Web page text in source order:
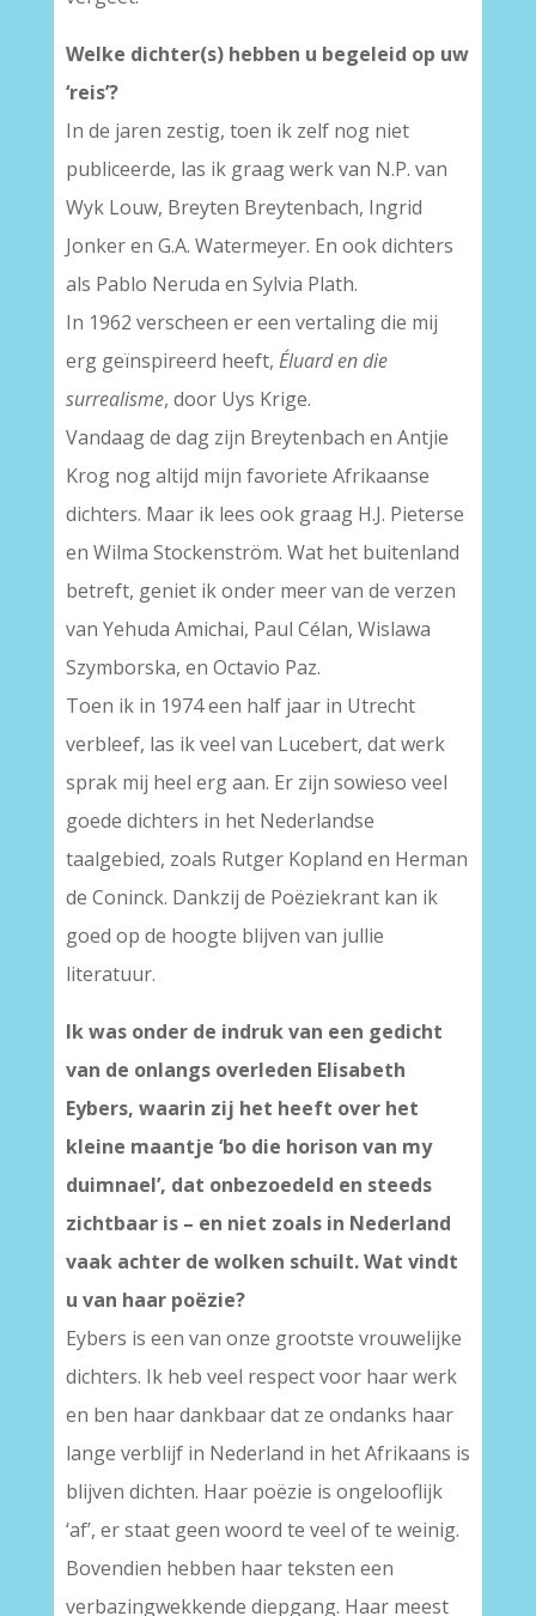
Welke dichter(s) hebben u begeleid op uw
‘reis’?
In de jaren zestig, toen ik zelf nog niet
publiceerde, las ik graag werk van N.P. van
Wyk Louw, Breyten Breytenbach, Ingrid
Jonker en G.A. Watermeyer. En ook dichters
als Pablo Neruda en Sylvia Plath.
In 1962 verscheen er een vertaling die mij
erg geïnspireerd heeft, Éluard en die
surrealisme, door Uys Krige.
Vandaag de dag zijn Breytenbach en Antjie
Krog nog altijd mijn favoriete Afrikaanse
dichters. Maar ik lees ook graag H.J. Pieterse
en Wilma Stockenström. Wat het buitenland
betreft, geniet ik onder meer van de verzen
van Yehuda Amichai, Paul Célan, Wislawa
Szymborska, en Octavio Paz.
Toen ik in 1974 een half jaar in Utrecht
verbleef, las ik veel van Lucebert, dat werk
sprak mij heel erg aan. Er zijn sowieso veel
goede dichters in het Nederlandse
taalgebied, zoals Rutger Kopland en Herman
de Coninck. Dankzij de Poëziekrant kan ik
goed op de hoogte blijven van jullie
literatuur.
Ik was onder de indruk van een gedicht
van de onlangs overleden Elisabeth
Eybers, waarin zij het heeft over het
kleine maantje ‘bo die horison van my
duimnael’, dat onbezoedeld en steeds
zichtbaar is – en niet zoals in Nederland
vaak achter de wolken schuilt. Wat vindt
u van haar poëzie?
Eybers is een van onze grootste vrouwelijke
dichters. Ik heb veel respect voor haar werk
en ben haar dankbaar dat ze ondanks haar
lange verblijf in Nederland in het Afrikaans is
blijven dichten. Haar poëzie is ongelooflijk
‘af’, er staat geen woord te veel of te weinig.
Bovendien hebben haar teksten een
verbazingwekkende diepgang. Haar meest